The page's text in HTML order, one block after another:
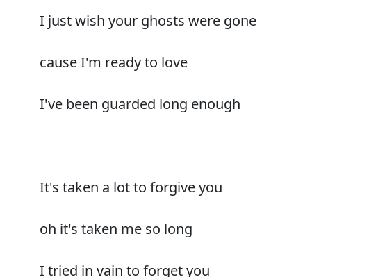
I just wish your ghosts were gone
cause I'm ready to love
I've been guarded long enough
It's taken a lot to forgive you
oh it's taken me so long
I tried in vain to forget you